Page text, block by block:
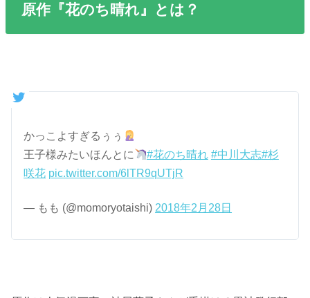
原作『花のち晴れ』とは？
かっこよすぎるぅぅ
王子様みたいほんとに
#花のち晴れ #中川大志#杉
咲花 pic.twitter.com/6lTR9qUTjR
— もも (@momoryotaishi) 2018年2月28日